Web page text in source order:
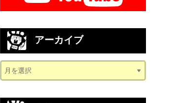
アーカイブ